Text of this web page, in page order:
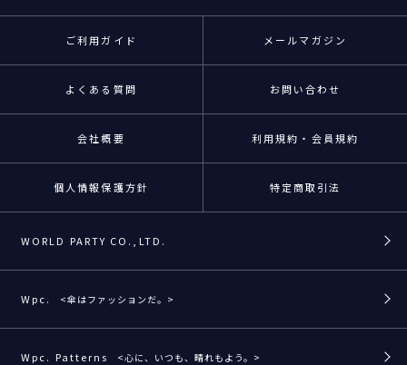
ご利用ガイド メールマガジン
よくある質問 お問い合わせ
会社概要 利用規約・会員規約
個人情報保護方針 特定商取引法
WORLD PARTY CO.,LTD.
Wpc. <傘はファッションだ。>
Wpc. Patterns <心に、いつも、晴れもよう。>